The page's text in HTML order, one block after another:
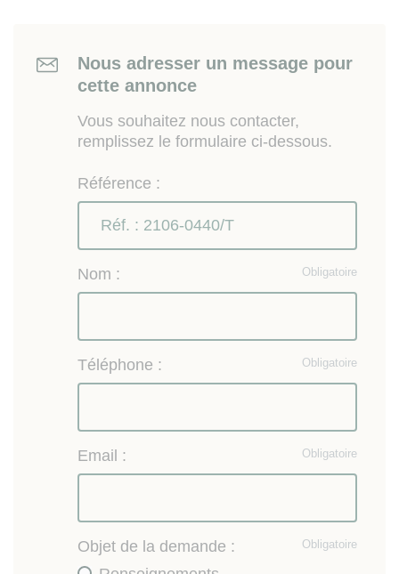
Nous adresser un message pour
cette annonce
Vous souhaitez nous contacter,
remplissez le formulaire ci-dessous.
Référence :
Obligatoire
Nom :
Obligatoire
Téléphone :
Obligatoire
Email :
Obligatoire
Objet de la demande :